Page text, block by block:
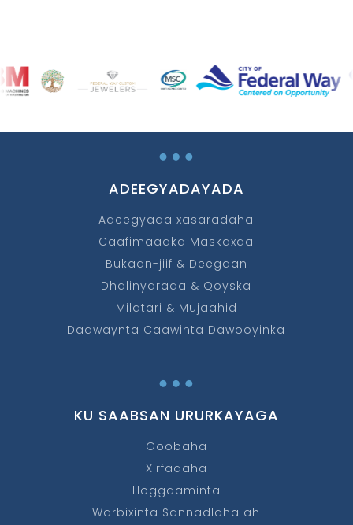
…
ADEEGYADAYADA
Adeegyada xasaradaha
Caafimaadka Maskaxda
Bukaan-jiif & Deegaan
Dhalinyarada & Qoyska
Milatari & Mujaahid
Daawaynta Caawinta Dawooyinka
…
KU SAABSAN URURKAYAGA
Goobaha
Xirfadaha
Hoggaaminta
Warbixinta Sannadlaha ah